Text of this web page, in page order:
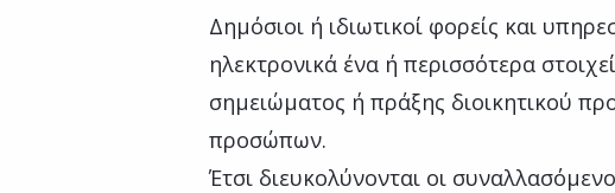
Δημόσιοι ή ιδιωτικοί φορείς και
ηλεκτρονικά ένα ή περισσότερα
σημειώματος ή πράξης διοικητικού
προσώπων.
Έτσι διευκολύνονται οι